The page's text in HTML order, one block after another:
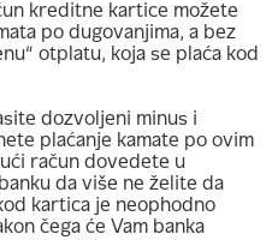
kreditne kartice možete
po dugovanjima, a bez
otplatu, koja se plaća kod
dozvoljeni minus i
plaćanje kamate po ovim
račun dovedete u
da više ne želite da
kartica je neophodno
čega će Vam banka